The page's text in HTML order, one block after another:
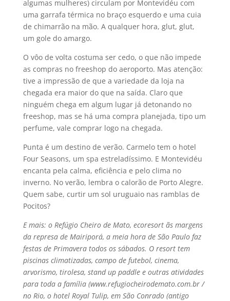
algumas mulheres) circulam por Montevidéu com
uma garrafa térmica no braço esquerdo e uma cuia
de chimarrão na mão. A qualquer hora, glut, glut,
um gole do amargo.
O vôo de volta costuma ser cedo, o que não impede
as compras no freeshop do aeroporto. Mas atenção:
tive a impressão de que a variedade da loja na
chegada era maior do que na saí­da. Claro que
ninguém chega em algum lugar já detonando no
freeshop, mas se há uma compra planejada, tipo um
perfume, vale comprar logo na chegada.
Punta é um destino de verão. Carmelo tem o hotel
Four Seasons, um spa estreladí­ssimo. E Montevidéu
encanta pela calma, eficiência e pelo clima no
inverno. No verão, lembra o calorão de Porto Alegre.
Quem sabe, curtir um sol uruguaio nas ramblas de
Pocitos?
E mais: o Refúgio Cheiro de Mato, ecoresort ãs margens
da represa de Mairiporá, a meia hora de São Paulo faz
festas de Primavera todos os sábados. O resort tem
piscinas climatizadas, campo de futebol, cinema,
arvorismo, tirolesa, stand up paddle e outras atividades
para toda a famí­lia (www.refugiocheirodemato.com.br /
no Rio, o hotel Royal Tulip, em São Conrado (antigo